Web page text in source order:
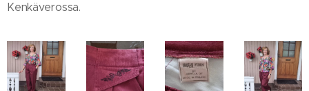
Kenkäverossa.